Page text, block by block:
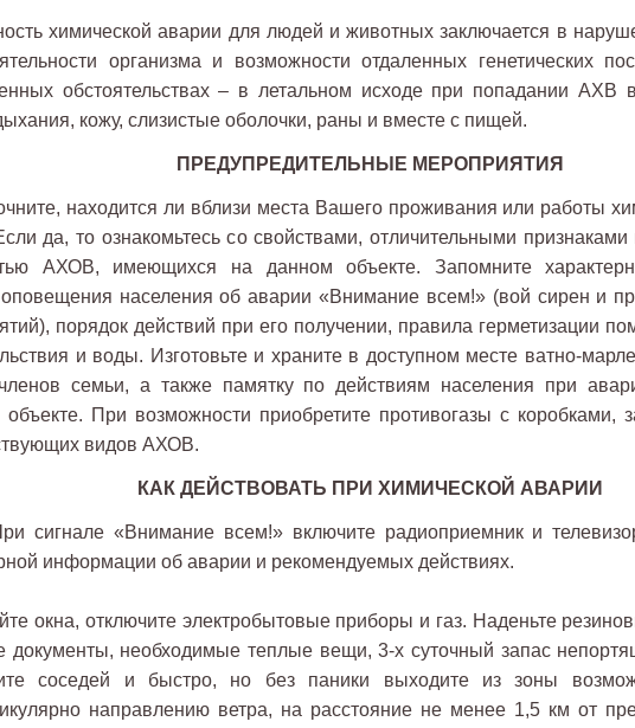
химической аварии для людей и животных заключается в
организма и возможности отдаленных генетических
обстоятельствах – в летальном исходе при попадании АХВ
кожу, слизистые оболочки, раны и вместе с пищей.
ПРЕДУПРЕДИТЕЛЬНЫЕ МЕРОПРИЯТИЯ
находится ли вблизи места Вашего проживания или работы
да, то ознакомьтесь со свойствами, отличительными
АХОВ, имеющихся на данном объекте. Запомните
оповещения населения об аварии «Внимание всем!» (вой сирен и
порядок действий при его получении, правила герметизации
и воды. Изготовьте и храните в доступном месте ватно-
семьи, а также памятку по действиям населения при
объекте. При возможности приобретите противогазы с
видов АХОВ.
КАК ДЕЙСТВОВАТЬ ПРИ ХИМИЧЕСКОЙ АВАРИИ
ри сигнале «Внимание всем!» включите радиоприемник и
информации об аварии и рекомендуемых действиях.
окна, отключите электробытовые приборы и газ. Наденьте
документы, необходимые теплые вещи, 3-х суточный запас
соседей и быстро, но без паники выходите из зоны
направлению ветра, на расстояние не менее 1,5 км от